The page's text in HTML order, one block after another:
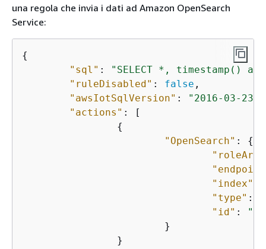
una regola che invia i dati ad Amazon OpenSearch
Service:
{
"sql" :
"SELECT *, timestamp()
"ruleDisabled" : false ,
"awsIotSqlVersion" : "2016-03-23"
"actions" : [
{
"OpenSearch" : {
"roleArn"
"index"
"type" :
"id" : "$